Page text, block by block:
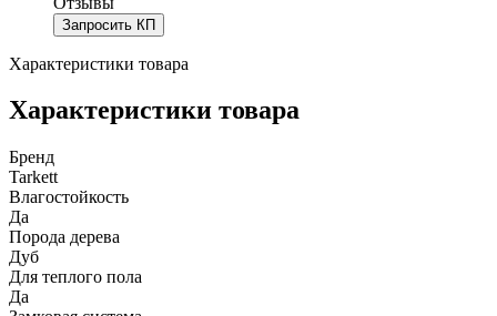
Запросить КП
Характеристики товара
Характеристики товара
Бренд
Tarkett
Влагостойкость
Да
Порода дерева
Дуб
Для теплого пола
Да